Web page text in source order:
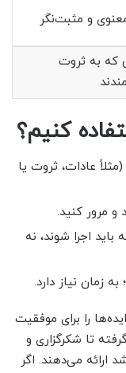
معنوی و مثبت‌نگر
که به ثروت
کنیم؟
عادات، ثروت یا
و مرور کنید.
باید اجرا شوند، نه
زمان نیاز دارد.
ایده‌ها را برای موفقیت
تا شکرگزاری و
ارائه می‌دهند. اگر